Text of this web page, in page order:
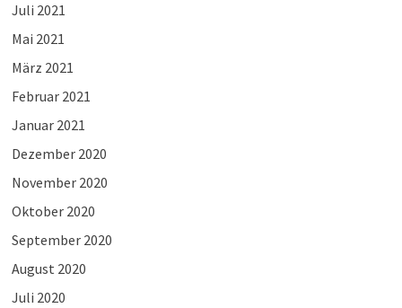
Juli 2021
Mai 2021
März 2021
Februar 2021
Januar 2021
Dezember 2020
November 2020
Oktober 2020
September 2020
August 2020
Juli 2020